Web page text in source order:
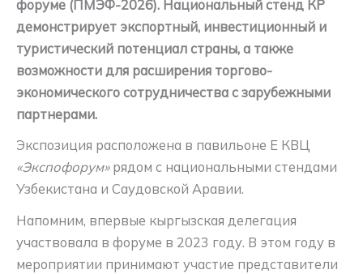
форуме (ПМЭФ-2026). Национальный стенд КР
демонстрирует экспортный, инвестиционный и
туристический потенциал страны, а также
возможности для расширения торгово-
экономического сотрудничества с зарубежными
партнерами.
Экспозиция расположена в павильоне Е КВЦ
«Экспофорум»рядом с национальными стендами
Узбекистана и Саудовской Аравии.
Напомним, впервые кыргызская делегация
участвовала в форуме в 2023 году. В этом году в
мероприятии принимают участие представители